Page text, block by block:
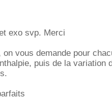
exo svp. Merci
vous demande pour
puis de la variation